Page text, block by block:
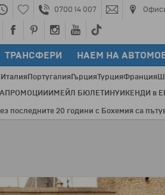
0700 14 007
ТРАНСФЕРИ НАЕМ НА
ИталияПортугалияГърцияТурцияФранция
ПРОМОЦИИИМЕЙЛ БЮЛЕТИНУИКЕНДИ в
20 години с Бохемия са